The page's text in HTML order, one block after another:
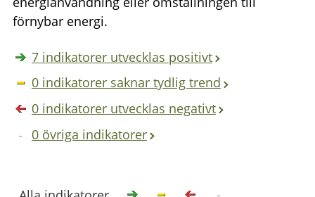
förnybar energi.
7 indikatorer utvecklas positivt
0 indikatorer saknar tydlig trend
0 indikatorer utvecklas negativt
0 övriga indikatorer